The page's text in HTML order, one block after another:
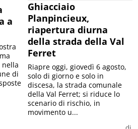
a
nella
di
Ghiacciaio
Planpincieux,
riapertura diurna
della strada della Val
Ferret
Riapre oggi, giovedì 6 agosto,
solo di giorno e solo in
discesa, la strada comunale
della Val Ferret; si riduce lo
scenario di rischio, in
movimento u...